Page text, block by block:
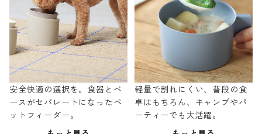
安全快適の選択を。食器とベ
ースがセパレートになったペ
ットフィーダー。
軽量で割れにくい、普段の食
卓はもちろん、キャンプやパ
ーティーでも大活躍。